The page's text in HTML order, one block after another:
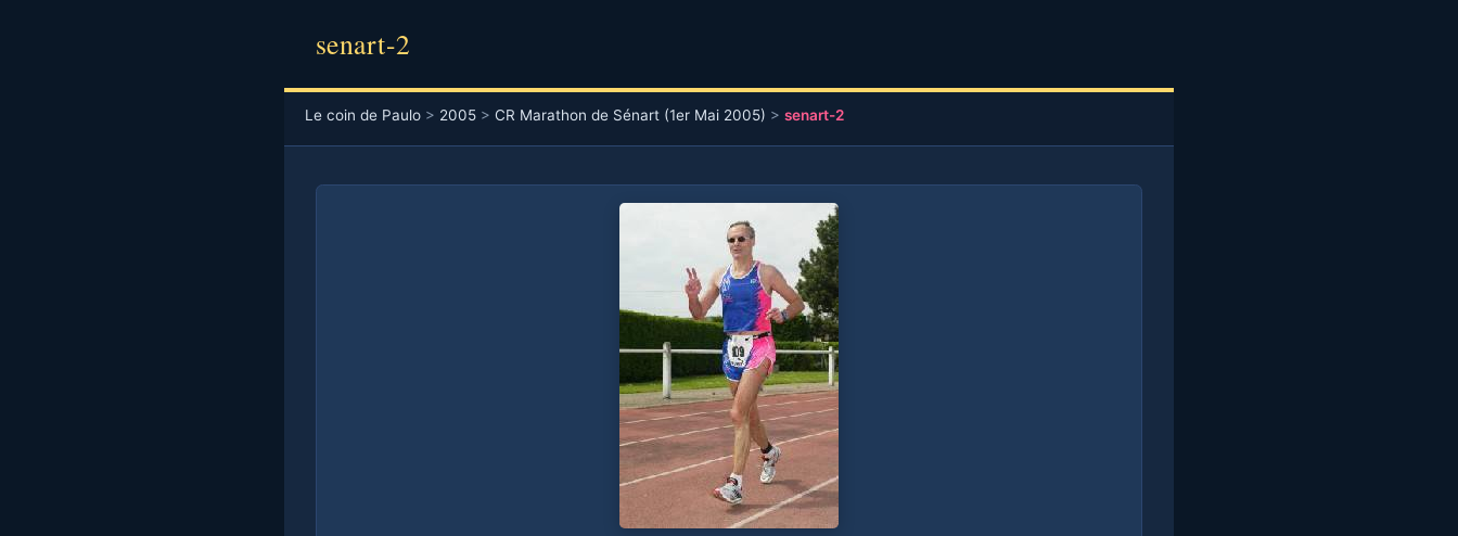
senart-2
Le coin de Paulo > 2005 >CR Marathon de Sénart (1er Mai 2005) >senart-2